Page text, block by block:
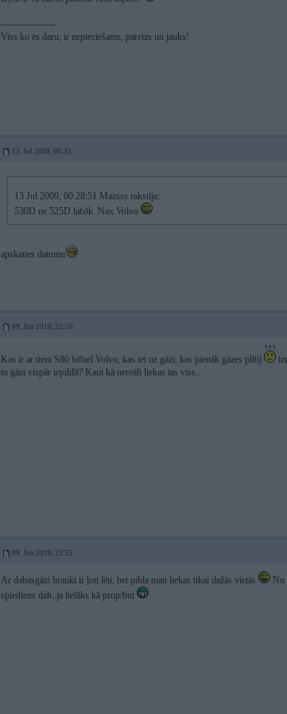
-----------------
Viss ko es daru, ir nepieciešams, pareizs un jauks!
13. Jul 2009, 00:35
13 Jul 2009, 00:28:51 Mazsss rakstīja:
530D ne 525D labāk. Nax Volvo
apskaties datumu
09. Jun 2010, 22:50
Kas ir ar tiem S80 bifuel Volvo, kas iet uz gāzi, kas pienāk gāzes plītij
to gāzi vispār iepildīt? Kaut kā nereāli liekas tas viss..
09. Jun 2010, 22:55
Ar dabasgāzi braukt ir ļoti lēti, bet pilda man liekas tikai dažās vietās
Nu
spiediens dah..ja lielāks kā prop/but